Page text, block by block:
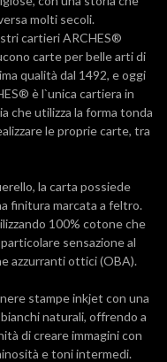
molti secoli.
cartieri ARCHES®
carte per belle arti di
qualità dal 1492, e oggi
è l`unica cartiera in
che utilizza la forma tonda
le proprie carte, tra
la carta possiede
finitura marcata a feltro.
100% cotone che
sensazione al
azzurranti ottici (OBA).
stampe inkjet con una
naturali, offrendo a
di creare immagini con
e toni intermedi.